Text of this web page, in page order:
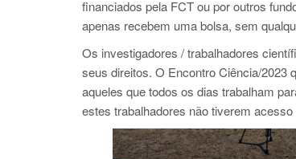
financiados pela FCT ou por outros
apenas recebem uma bolsa, sem
Os investigadores / trabalhadores
seus direitos. O Encontro Ciência/2023
aqueles que todos os dias trabalham
estes trabalhadores não tiverem acesso